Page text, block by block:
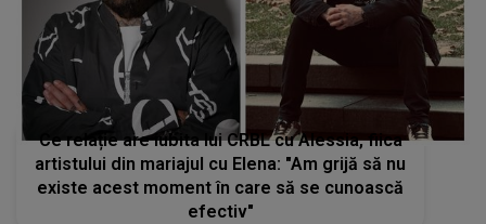
Ce relație are iubita lui CRBL cu Alessia, fiica
artistului din mariajul cu Elena: "Am grijă să nu
existe acest moment în care să se cunoască
efectiv"